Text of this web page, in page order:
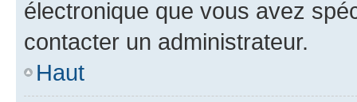
électronique que vous avez
contacter un administrateur.
Haut